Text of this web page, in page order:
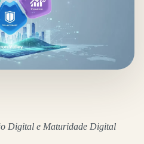
Digital e Maturidade Digital